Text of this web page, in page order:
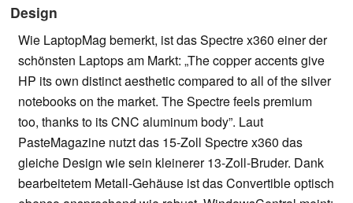
Design
Wie LaptopMag bemerkt, ist das Spectre x360 einer der
schönsten Laptops am Markt: „The copper accents give
HP its own distinct aesthetic compared to all of the silver
notebooks on the market. The Spectre feels premium
too, thanks to its CNC aluminum body”. Laut
PasteMagazine nutzt das 15-Zoll Spectre x360 das
gleiche Design wie sein kleinerer 13-Zoll-Bruder. Dank
bearbeitetem Metall-Gehäuse ist das Convertible optisch